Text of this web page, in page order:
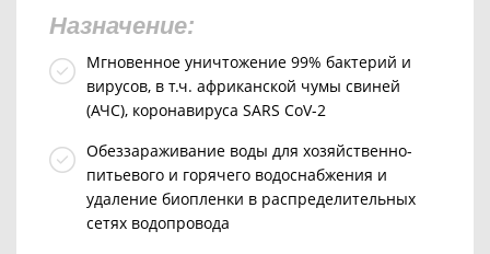
Назначение:
Мгновенное уничтожение 99% бактерий и
вирусов, в т.ч. африканской чумы свиней
(АЧС), коронавируса SARS CoV-2
Обеззараживание воды для хозяйственно-
питьевого и горячего водоснабжения и
удаление биопленки в распределительных
сетях водопровода